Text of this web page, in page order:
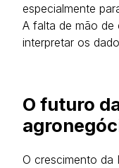
especialmente
A falta de mão de
interpretar os
O futuro
O crescimento da